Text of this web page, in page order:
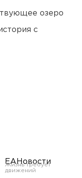
озеро
с
ЕАНовости